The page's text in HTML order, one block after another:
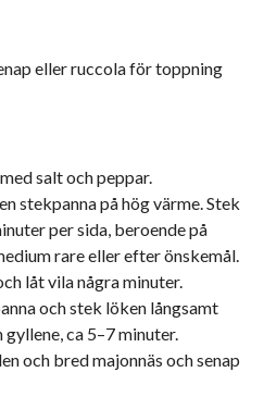
eller ruccola för toppning
salt och peppar.
stekpanna på hög värme. Stek
per sida, beroende på
rare eller efter önskemål.
låt vila några minuter.
och stek löken långsamt
ca 5–7 minuter.
och bred majonnäs och senap